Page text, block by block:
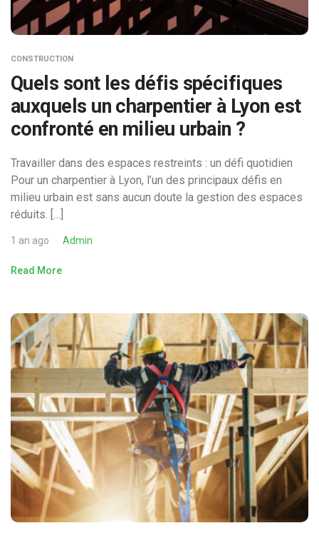
CONSTRUCTION
Quels sont les défis spécifiques
auxquels un charpentier à Lyon est
confronté en milieu urbain ?
Travailler dans des espaces restreints : un défi quotidien
Pour un charpentier à Lyon, l’un des principaux défis en
milieu urbain est sans aucun doute la gestion des espaces
réduits. […]
1 an ago Admin
Read More